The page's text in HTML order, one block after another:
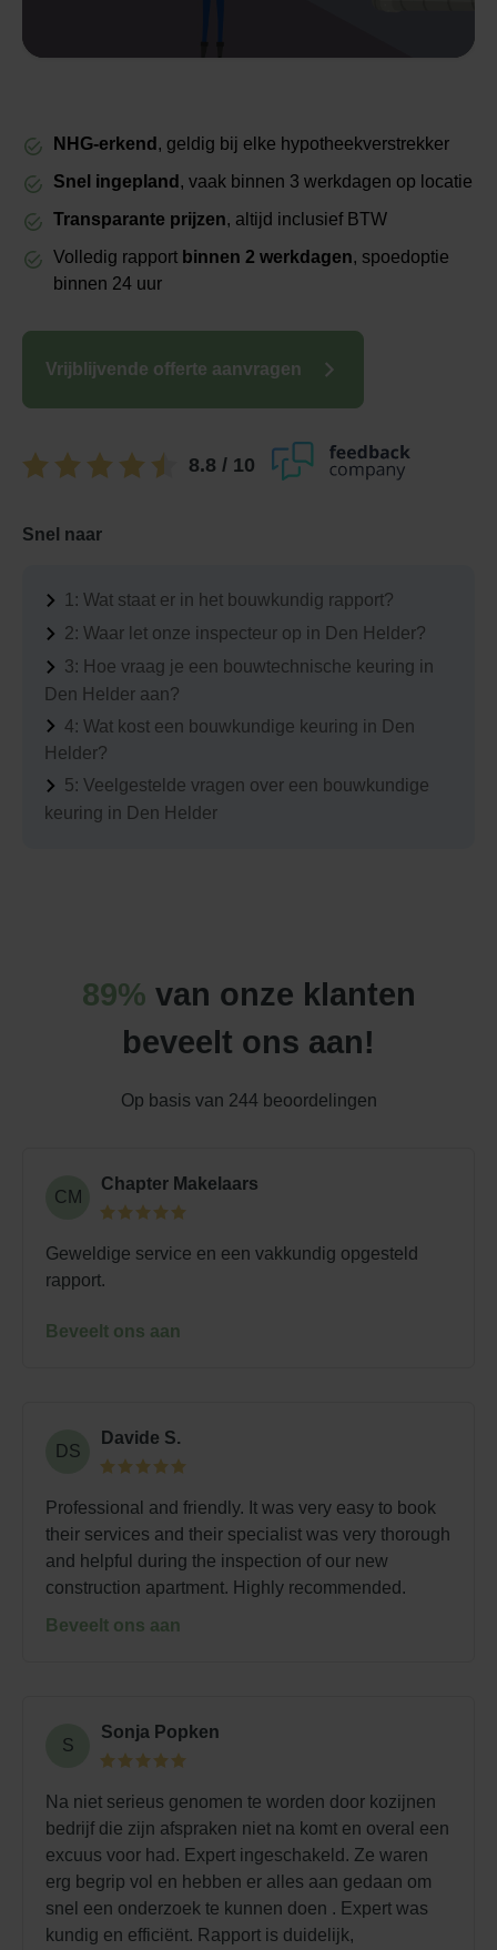
NHG-erkend , geldig bij elke hypotheekverstrekker
Snel ingepland , vaak binnen 3 werkdagen op locatie
Transparante prijzen, altijd inclusief BTW
Volledig rapport binnen 2 werkdagen, spoedoptie
binnen 24 uur
Vrijblijvende offerte aanvragen
8.8 / 10
Snel naar
1: Wat staat er in het bouwkundig rapport?
2: Waar let onze inspecteur op in Den Helder?
3: Hoe vraag je een bouwtechnische keuring in
Den Helder aan?
4: Wat kost een bouwkundige keuring in Den
Helder?
5: Veelgestelde vragen over een bouwkundige
keuring in Den Helder
89% van onze klanten
beveelt ons aan!
Op basis van 244 beoordelingen
CM
Chapter Makelaars
Geweldige service en een vakkundig opgesteld
rapport.
Beveelt ons aan
DS
Davide S.
Professional and friendly. It was very easy to book
their services and their specialist was very thorough
and helpful during the inspection of our new
construction apartment. Highly recommended.
Beveelt ons aan
S
Sonja Popken
Na niet serieus genomen te worden door kozijnen
bedrijf die zijn afspraken niet na komt en overal een
excuus voor had. Expert ingeschakeld. Ze waren
erg begrip vol en hebben er alles aan gedaan om
snel een onderzoek te kunnen doen . Expert was
kundig en efficiënt. Rapport is duidelijk,